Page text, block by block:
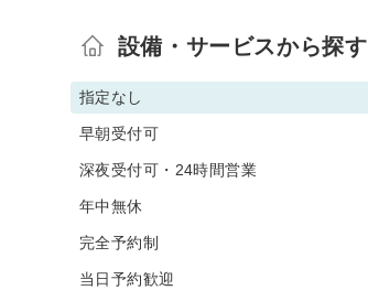
設備・サービスから探す
指定なし
早朝受付可
深夜受付可・24時間営業
年中無休
完全予約制
当日予約歓迎